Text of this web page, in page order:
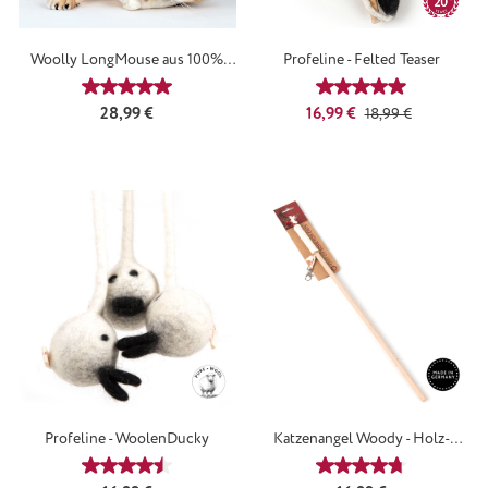
Woolly LongMouse aus 100%
SchurwolleDurchschnittliche Bewertung von 5 von 5 Sternen
Regulärer Preis:
28,99 €
Profeline - Felted Teaser
Durchschnittliche
Verkaufspreis:
16,99 € Regulärer Preis:
18,99 €
Profeline - WoolenDucky
Durchschnittliche Bewertung von 4.5 von 5 Sternen
Katzenangel Woody - Holz-
KatzenangelDurchschnittliche